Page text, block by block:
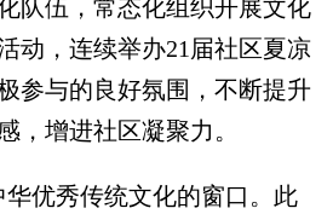
队伍，常态化组织开展文化
动，连续举办21届社区夏凉
参与的良好氛围，不断提升
，增进社区凝聚力。
优秀传统文化的窗口。此